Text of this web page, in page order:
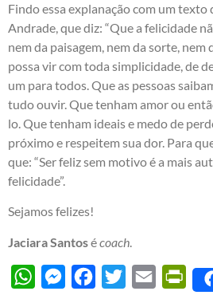
Findo essa explanação com um
Andrade, que diz: “Que a felicidade
nem da paisagem, nem da sorte, nem
possa vir com toda simplicidade, de
um para todos. Que as pessoas
tudo ouvir. Que tenham amor ou
lo. Que tenham ideais e medo de
próximo e respeitem sua dor. Para
que: “Ser feliz sem motivo é a mais
felicidade”.
Sejamos felizes!
Jaciara Santosécoach.
WhatsAppMessengerFacebook
Twitter Email